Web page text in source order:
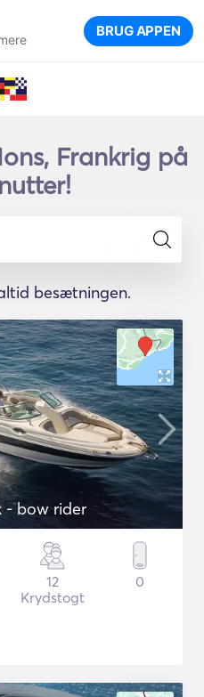
BRUG APPEN
Frankrig på
besætningen.
- bow rider
12
Krydstogt
0